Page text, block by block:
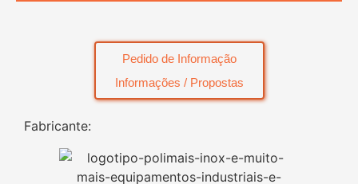
Pedido de Informação
Informações / Propostas
Fabricante: